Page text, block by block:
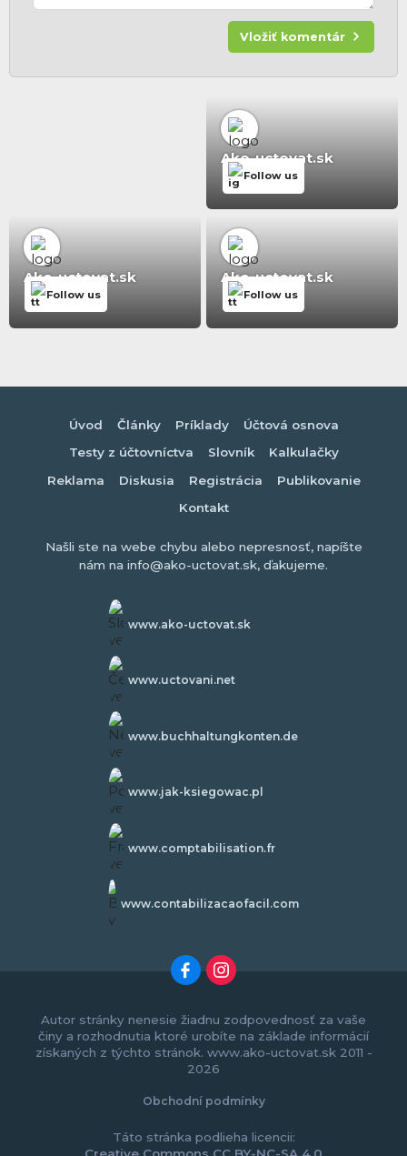
Vložiť komentár
Ako-uctovat.sk
Follow us
Ako-uctovat.sk
Follow us
Ako-uctovat.sk
Follow us
Úvod Články Príklady
Účtová osnova
Testy z účtovníctva
Slovník
Kalkulačky
Reklama
Diskusia Registrácia
Publikovanie
Kontakt
Našli ste na webe chybu alebo nepresnosť, napíšte
nám na info@ako-uctovat.sk, ďakujeme.
www.ako-uctovat.sk
www.uctovani.net
www.buchhaltungkonten.de
www.jak-ksiegowac.pl
www.comptabilisation.fr
www.contabilizacaofacil.com
Autor stránky nenesie žiadnu zodpovednosť za vaše
činy a rozhodnutia ktoré urobíte na základe informácií
získaných z týchto stránok. www.ako-uctovat.sk 2011 -
2026
Obchodní podmínky
Táto stránka podlieha licencii: